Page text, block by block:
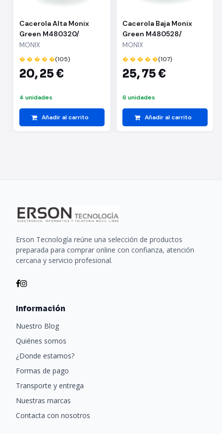
Cacerola Alta Monix
Green M480320/
Ø20cm/ Aluminio
forjado/ Apta para
Inducción
MONIX
� � � � �(105)
20,25 €
4 unidades
Añadir al carrito
Cacerola Baja Monix
Green M480528/
Ø28cm/ Aluminio
forjado/ Apta para
Inducción
MONIX
� � � � �(107)
25,75 €
6 unidades
Añadir al carrito
Erson Tecnología reúne una selección de productos
preparada para comprar online con confianza, atención
cercana y servicio profesional.
Información
Nuestro Blog
Quiénes somos
¿Donde estamos?
Formas de pago
Transporte y entrega
Nuestras marcas
Contacta con nosotros